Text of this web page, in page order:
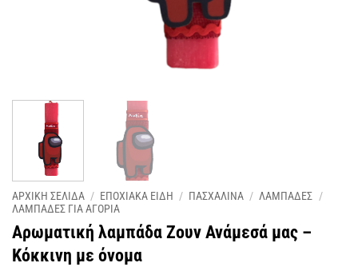
ΑΡΧΙΚΗ ΣΕΛΙΔΑ / ΕΠΟΧΙΑΚΑ ΕΙΔΗ / ΠΑΣΧΑΛΙΝΑ / ΛΑΜΠΑΔΕΣ /
ΛΑΜΠΑΔΕΣ ΓΙΑ ΑΓΟΡΙΑ
Αρωματική λαμπάδα Ζουν Ανάμεσά μας –
Κόκκινη με όνομα